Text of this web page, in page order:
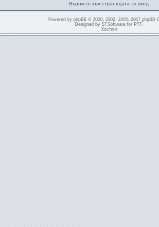
Върни се към страницата за вход
Powered by phpBB© 2000, 2002, 2005, 2007 phpBB
Designed by STSoftwarefor PTF.
Хостинг